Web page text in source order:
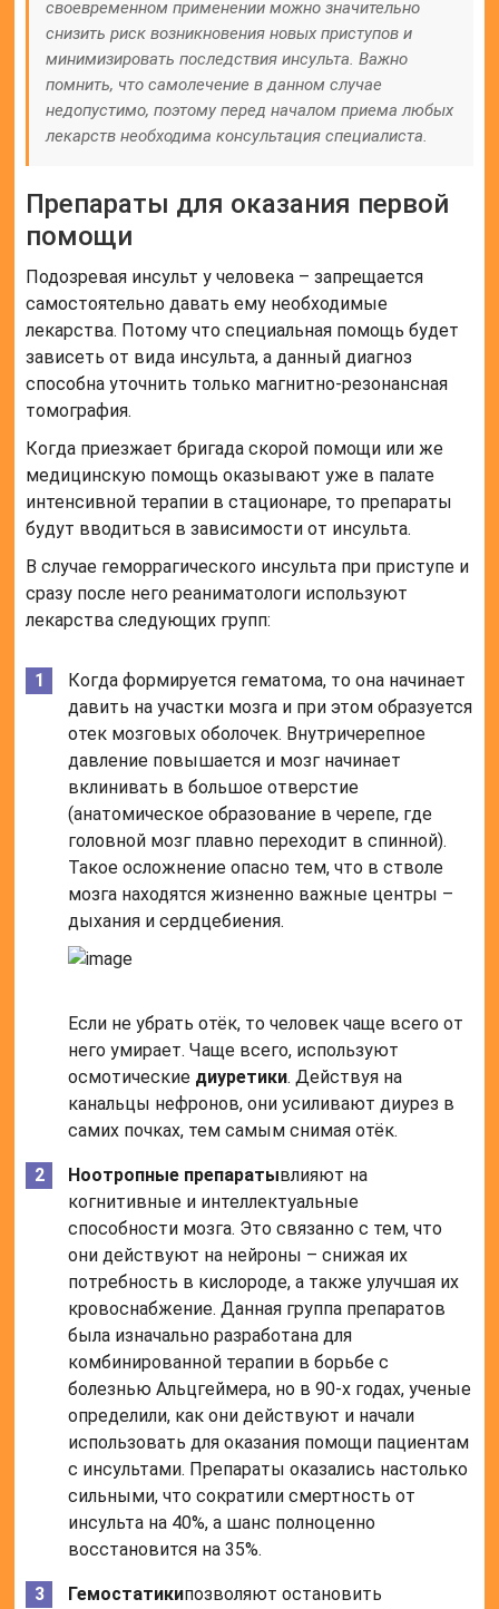
своевременном применении можно значительно
снизить риск возникновения новых приступов и
минимизировать последствия инсульта. Важно
помнить, что самолечение в данном случае
недопустимо, поэтому перед началом приема любых
лекарств необходима консультация специалиста.
Препараты для оказания первой
помощи
Подозревая инсульт у человека – запрещается
самостоятельно давать ему необходимые
лекарства. Потому что специальная помощь будет
зависеть от вида инсульта, а данный диагноз
способна уточнить только магнитно-резонансная
томография.
Когда приезжает бригада скорой помощи или же
медицинскую помощь оказывают уже в палате
интенсивной терапии в стационаре, то препараты
будут вводиться в зависимости от инсульта.
В случае геморрагического инсульта при приступе и
сразу после него реаниматологи используют
лекарства следующих групп:
Когда формируется гематома, то она начинает
давить на участки мозга и при этом образуется
отек мозговых оболочек. Внутричерепное
давление повышается и мозг начинает
вклинивать в большое отверстие
(анатомическое образование в черепе, где
головной мозг плавно переходит в спинной).
Такое осложнение опасно тем, что в стволе
мозга находятся жизненно важные центры –
дыхания и сердцебиения.
Если не убрать отёк, то человек чаще всего от
него умирает. Чаще всего, используют
осмотические диуретики. Действуя на
канальцы нефронов, они усиливают диурез в
самих почках, тем самым снимая отёк.
Ноотропные препаратывлияют на
когнитивные и интеллектуальные
способности мозга. Это связанно с тем, что
они действуют на нейроны – снижая их
потребность в кислороде, а также улучшая их
кровоснабжение. Данная группа препаратов
была изначально разработана для
комбинированной терапии в борьбе с
болезнью Альцгеймера, но в 90-х годах, ученые
определили, как они действуют и начали
использовать для оказания помощи пациентам
с инсультами. Препараты оказались настолько
сильными, что сократили смертность от
инсульта на 40%, а шанс полноценно
восстановится на 35%.
Гемостатикипозволяют остановить